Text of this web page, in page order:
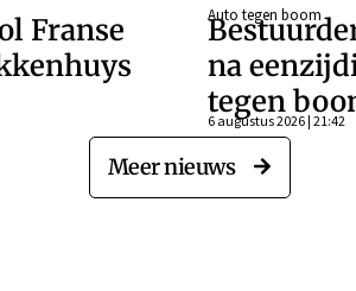
Franse
Auto tegen boom
na
tegen
6 augustus 2026 | 21:42
Meer nieuws